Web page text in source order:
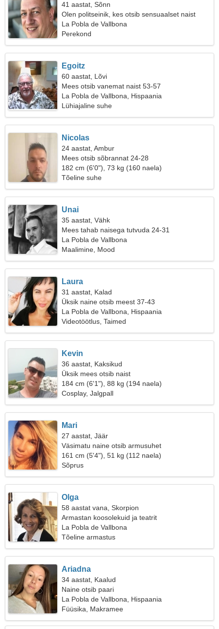
41 aastat, Sõnn
Olen politseinik, kes otsib sensuaalset naist
La Pobla de Vallbona
Perekond
Egoitz
60 aastat, Lõvi
Mees otsib vanemat naist 53-57
La Pobla de Vallbona, Hispaania
Lühiajaline suhe
Nicolas
24 aastat, Ambur
Mees otsib sõbrannat 24-28
182 cm (6'0"), 73 kg (160 naela)
Tõeline suhe
Unai
35 aastat, Vähk
Mees tahab naisega tutvuda 24-31
La Pobla de Vallbona
Maalimine, Mood
Laura
31 aastat, Kalad
Üksik naine otsib meest 37-43
La Pobla de Vallbona, Hispaania
Videotöötlus, Taimed
Kevin
36 aastat, Kaksikud
Üksik mees otsib naist
184 cm (6'1"), 88 kg (194 naela)
Cosplay, Jalgpall
Mari
27 aastat, Jäär
Väsimatu naine otsib armusuhet
161 cm (5'4"), 51 kg (112 naela)
Sõprus
Olga
58 aastat vana, Skorpion
Armastan koosolekuid ja teatrit
La Pobla de Vallbona
Tõeline armastus
Ariadna
34 aastat, Kaalud
Naine otsib paari
La Pobla de Vallbona, Hispaania
Füüsika, Makramee